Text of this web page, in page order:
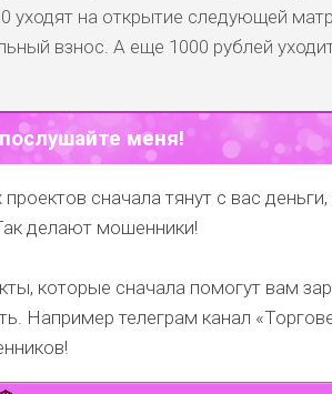
уходят на открытие следующей
взнос. А еще 1000 рублей
меня!
сначала тянут с вас
делают мошенники!
которые сначала помогут вам
Например телеграм канал